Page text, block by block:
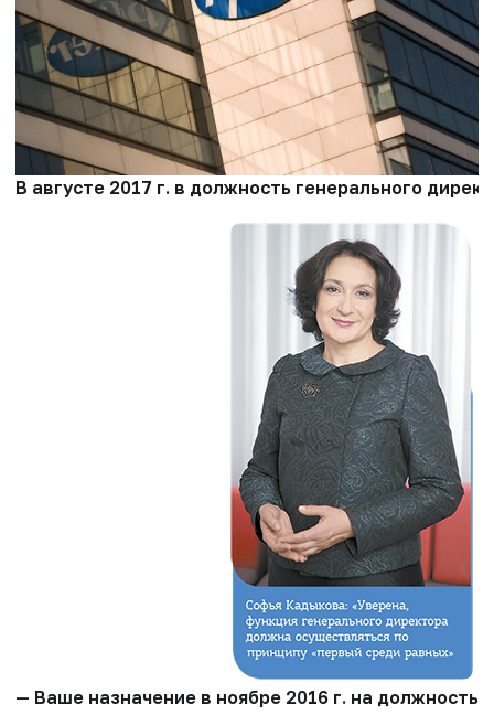
В августе 2017 г. в должность генерального
— Ваше назначение в ноябре 2016 г. на должность